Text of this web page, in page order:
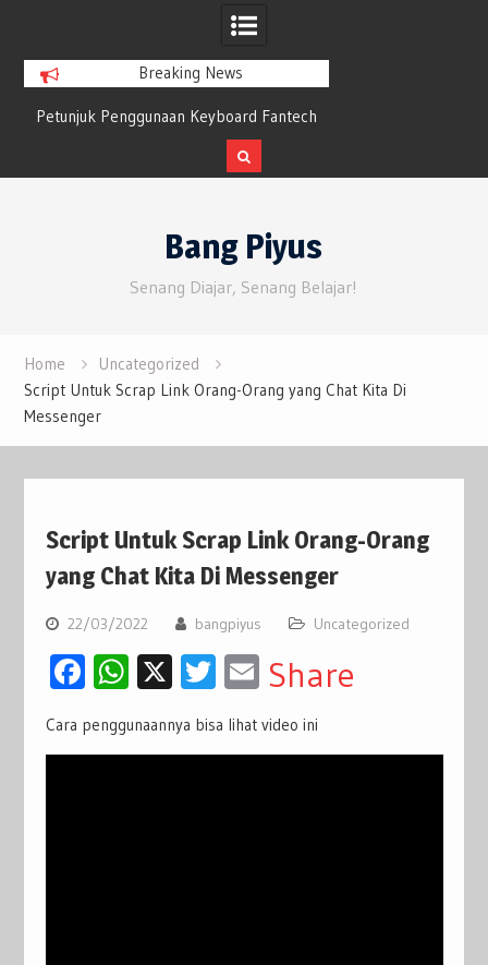
Breaking News
Petunjuk Penggunaan Keyboard Fantech
Maxfit61 Frost Wireless Mechanical
Bang Piyus
Senang Diajar, Senang Belajar!
Home
Uncategorized
Script Untuk Scrap Link Orang-Orang yang Chat Kita Di
Messenger
Script Untuk Scrap Link Orang-Orang
yang Chat Kita Di Messenger
22/03/2022 bangpiyus Uncategorized
Facebook
WhatsApp
X Twitter
Email
Share
Cara penggunaannya bisa lihat video ini